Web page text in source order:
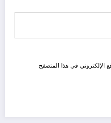
الإلكتروني في هذا المتصفح